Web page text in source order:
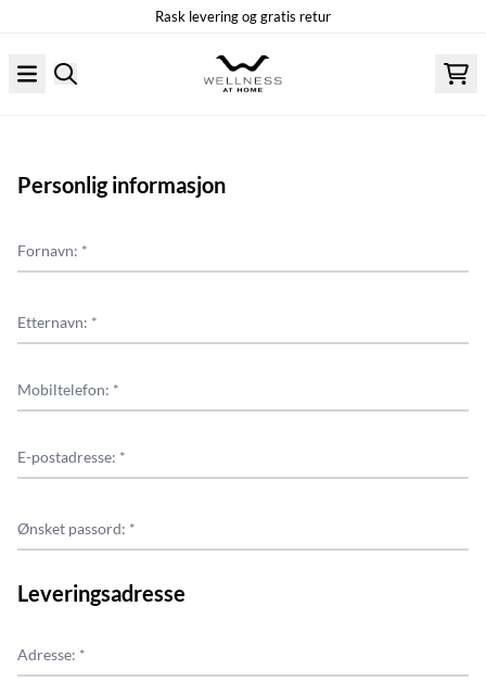
Rask levering og gratis retur
Personlig informasjon
Fornavn: *
Etternavn: *
Mobiltelefon: *
E-postadresse: *
Ønsket passord: *
Leveringsadresse
Adresse: *